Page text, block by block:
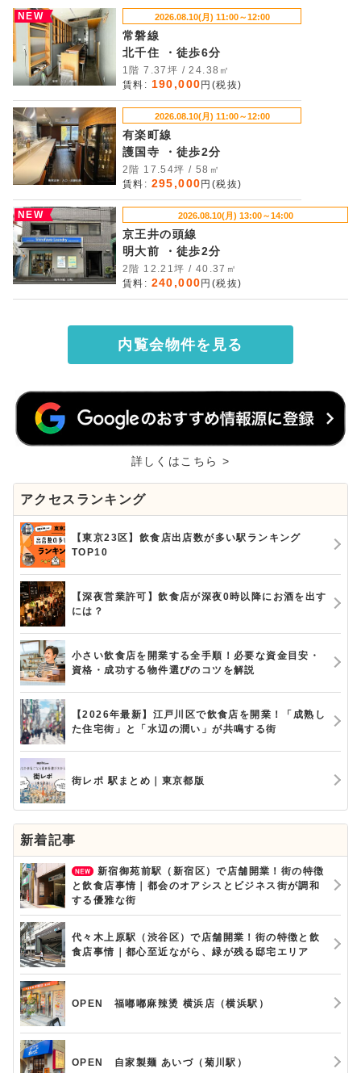
NEW 2026.08.10(月) 11:00～12:00
常磐線
北千住 ・徒歩6分
1階 7.37坪 / 24.38㎡
賃料: 190,000 円(税抜)
2026.08.10(月) 11:00～12:00
有楽町線
護国寺 ・徒歩2分
2階 17.54坪 / 58㎡
賃料: 295,000 円(税抜)
NEW 2026.08.10(月) 13:00～14:00
京王井の頭線
明大前 ・徒歩2分
2階 12.21坪 / 40.37㎡
賃料: 240,000 円(税抜)
内覧会物件を見る
詳しくはこちら >
アクセスランキング
【東京23区】飲食店出店数が多い駅ランキング
TOP10
【深夜営業許可】飲食店が深夜0時以降にお酒を出す
には？
小さい飲食店を開業する全手順！必要な資金目安・
資格・成功する物件選びのコツを解説
【2026年最新】江戸川区で飲食店を開業！「成熟し
た住宅街」と「水辺の潤い」が共鳴する街
街レポ 駅まとめ｜東京都版
新着記事
新宿御苑前駅（新宿区）で店舗開業！街の特徴
と飲食店事情｜都会のオアシスとビジネス街が調和
する優雅な街
代々木上原駅（渋谷区）で店舗開業！街の特徴と飲
食店事情｜都心至近ながら、緑が残る邸宅エリア
OPEN 福嘟嘟麻辣烫 横浜店（横浜駅）
OPEN 自家製麺 あいづ（菊川駅）